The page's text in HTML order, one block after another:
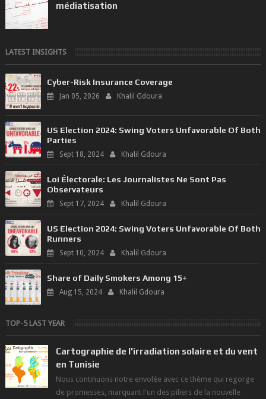
médiatisation
LATEST INSIGHTS
Cyber-Risk Insurance Coverage
Jan 05, 2026 Khalil Gdoura
US Election 2024: Swing Voters Unfavorable Of Both
Parties
Sept 18, 2024 Khalil Gdoura
Loi Électorale: Les Journalistes Ne Sont Pas
Observateurs
Sept 17, 2024 Khalil Gdoura
US Election 2024: Swing Voters Unfavorable Of Both
Runners
Sept 10, 2024 Khalil Gdoura
Share of Daily Smokers Among 15+
Aug 15, 2024 Khalil Gdoura
TOP-5 LAST YEAR
Cartographie de l'irradiation solaire et du vent
en Tunisie
Nous continuons notre envolée avec ce thème qui regorge
de promesses, marquant l'un des piliers de la nouvelle